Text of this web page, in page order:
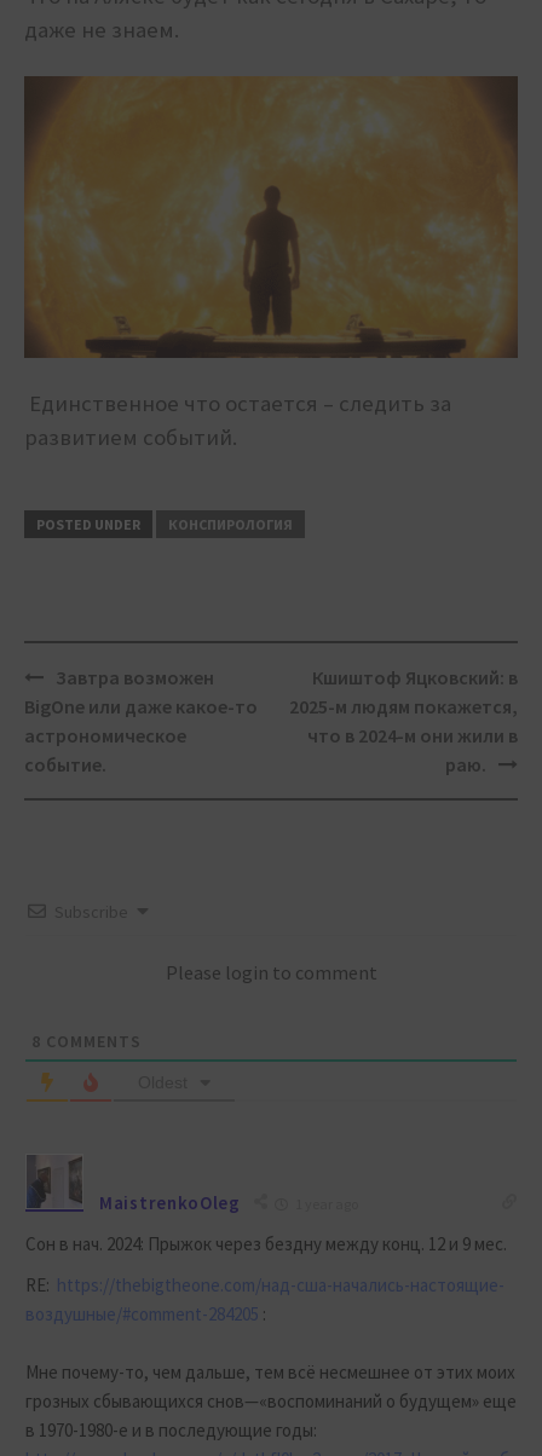
даже не знаем.
Единственное что остается – следить за
развитием событий.
POSTED UNDER КОНСПИРОЛОГИЯ
Post
navigation
Завтра возможен
BigOne или даже какое-то
астрономическое
событие.
Кшиштоф Яцковский: в
2025-м людям покажется,
что в 2024-м они жили в
раю.
Please login to comment
8 COMMENTS
MaistrenkoOleg
Сон в нач. 2024: Прыжок через бездну между конц. 12 и 9 мес.
RE: https://thebigtheone.com/над-сша-начались-настоящие-
воздушные/#comment-284205 :
Мне почему-то, чем дальше, тем всё несмешнее от этих моих
грозных сбывающихся снов—«воспоминаний о будущем» еще
в 1970-1980-е и в последующие годы: